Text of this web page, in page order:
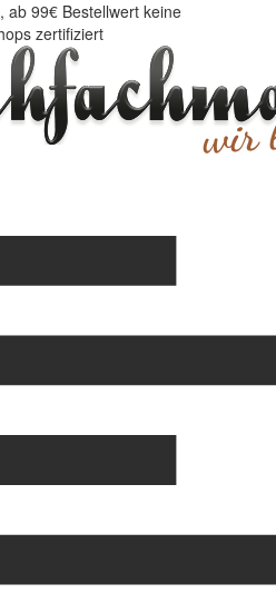
ab 99€ Bestellwert keine
zertifiziert